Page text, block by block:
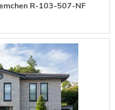
R-103-507-NF